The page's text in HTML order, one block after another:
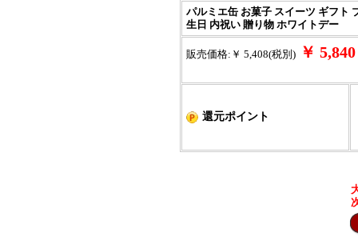
パルミエ缶 お菓子 スイーツ ギフト
生日 内祝い 贈り物 ホワイトデー
販売価格:￥ 5,408(税別) ￥
還元ポイント